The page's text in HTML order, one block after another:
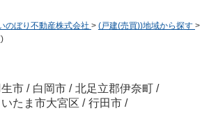
のぼり不動産株式会社 > (戸建(売買))地域から探す >
市 / 白岡市 / 北足立郡伊奈町 /
いたま市大宮区 / 行田市 /